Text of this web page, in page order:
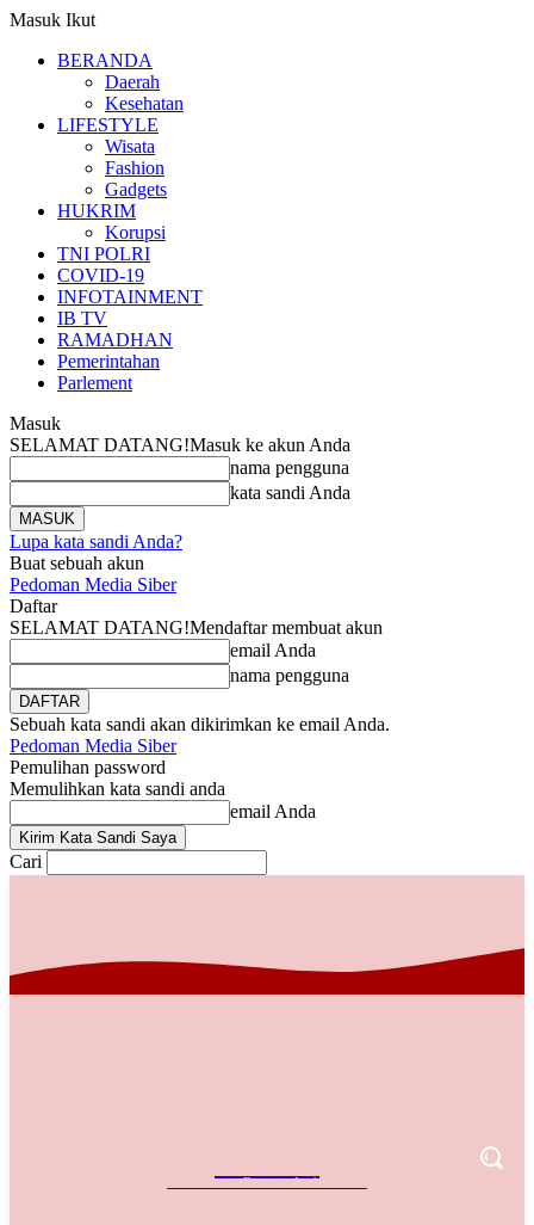
Masuk Ikut
BERANDA
Daerah
Kesehatan
LIFESTYLE
Wisata
Fashion
Gadgets
HUKRIM
Korupsi
TNI POLRI
COVID-19
INFOTAINMENT
IB TV
RAMADHAN
Pemerintahan
Parlement
Masuk
SELAMAT DATANG!Masuk ke akun Anda
nama pengguna
kata sandi Anda
Lupa kata sandi Anda?
Buat sebuah akun
Pedoman Media Siber
Daftar
SELAMAT DATANG!Mendaftar membuat akun
email Anda
nama pengguna
Sebuah kata sandi akan dikirimkan ke email Anda.
Pedoman Media Siber
Pemulihan password
Memulihkan kata sandi anda
email Anda
Cari
Referensi Bisnis Indonesia